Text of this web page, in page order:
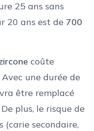
25 ans sans
20 ans est de 700
coûte
une durée de
être remplacé
plus, le risque de
(carie secondaire,